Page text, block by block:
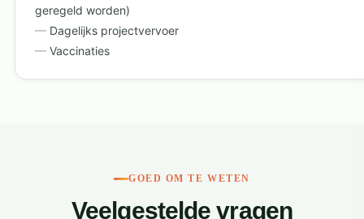
geregeld worden)
Dagelijks projectvervoer
Vaccinaties
GOED OM TE WETEN
Veelgestelde vragen